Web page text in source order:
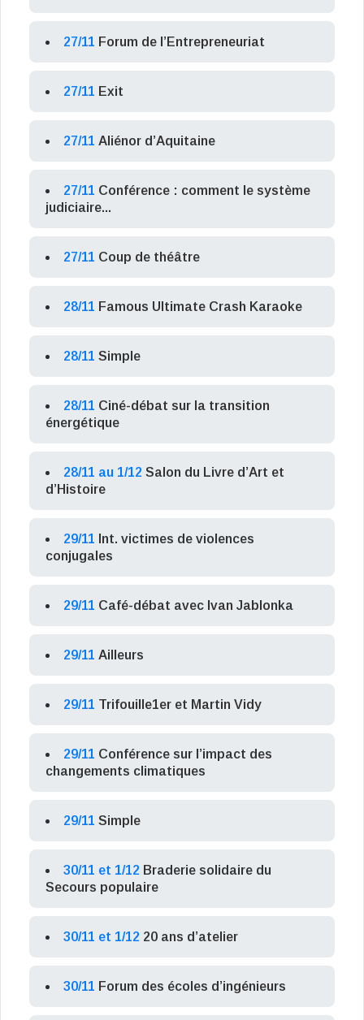
27/11 Forum de l’Entrepreneuriat
27/11 Exit
27/11 Aliénor d’Aquitaine
27/11 Conférence : comment le système
judiciaire...
27/11 Coup de théâtre
28/11 Famous Ultimate Crash Karaoke
28/11 Simple
28/11 Ciné-débat sur la transition
énergétique
28/11 au 1/12 Salon du Livre d’Art et
d’Histoire
29/11 Int. victimes de violences
conjugales
29/11 Café-débat avec Ivan Jablonka
29/11 Ailleurs
29/11 Trifouille1er et Martin Vidy
29/11 Conférence sur l’impact des
changements climatiques
29/11 Simple
30/11 et 1/12 Braderie solidaire du
Secours populaire
30/11 et 1/12 20 ans d’atelier
30/11 Forum des écoles d’ingénieurs